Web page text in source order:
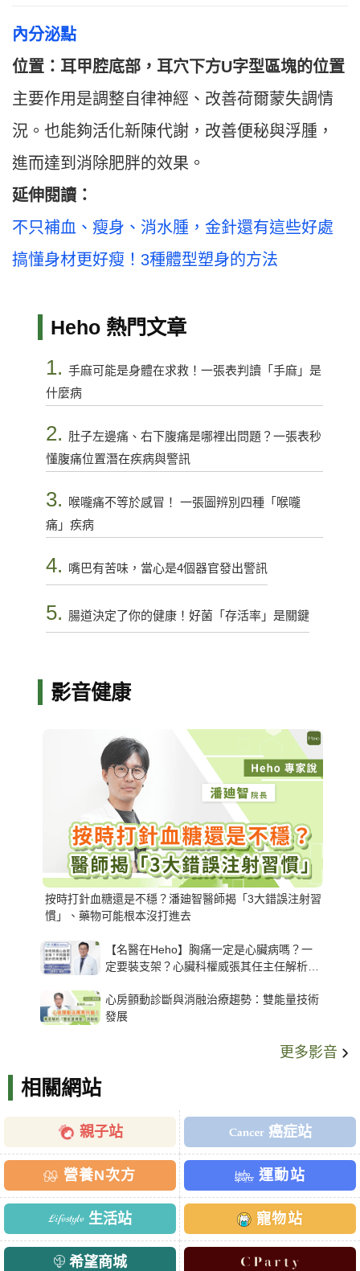
內分泌點
位置： 耳甲腔底部，耳穴下方U字型區塊的位置
主要作用是調整自律神經、改善荷爾蒙失調情
況。也能夠活化新陳代謝，改善便秘與浮腫，
進而達到消除肥胖的效果。
延伸閱讀：
不只補血、瘦身、消水腫，金針還有這些好處
搞懂身材更好瘦！3種體型塑身的方法
Heho 熱門文章
1. 手麻可能是身體在求救！一張表判讀「手麻」是
什麼病
2. 肚子左邊痛、右下腹痛是哪裡出問題？一張表秒
懂腹痛位置潛在疾病與警訊
3.
喉嚨痛不等於感冒！ 一張圖辨別四種「喉嚨
痛」疾病
4. 嘴巴有苦味，當心是4個器官發出警訊
5. 腸道決定了你的健康！好菌「存活率」是關鍵
影音健康
按時打針血糖還是不穩？潘廸智醫師揭「3大錯誤注射習
慣」、藥物可能根本沒打進去
【名醫在Heho】胸痛一定是心臟病嗎？一
定要裝支架？心臟科權威張其任主任解析支
心房顫動診斷與消融治療趨勢：雙能量技術
發展
更多影音
相關網站
親子站 癌症站
營養N次方 運動站
生活站 寵物站
希望商城